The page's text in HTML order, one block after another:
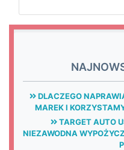
DLACZEGO
MAREK I
TARGET AUTO
NIEZAWODNA